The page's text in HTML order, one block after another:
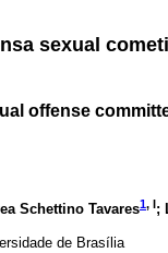
sexual
offense
Schettino Tavares1, I;
de Brasília